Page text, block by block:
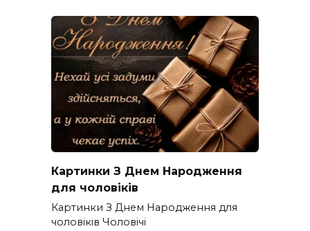
Картинки З Днем Народження
для чоловіків​
Картинки З Днем Народження для
чоловіків​ Чоловічі